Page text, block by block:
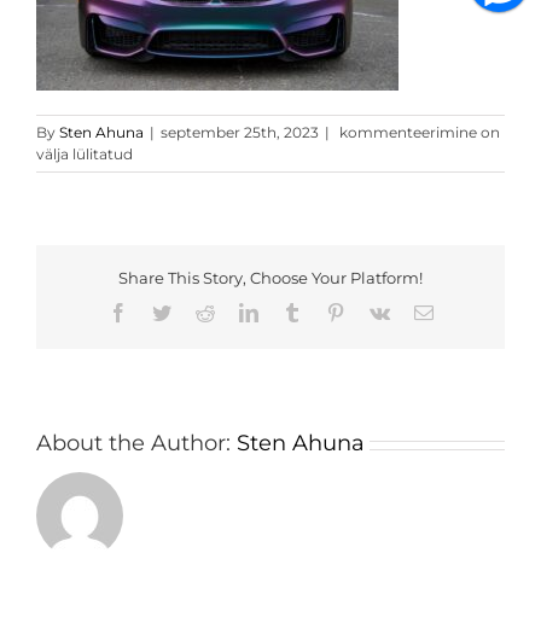
By Sten Ahuna | september 25th, 2023 |
Kameeleon
kommenteerimine on
välja lülitatud
Share This Story, Choose Your Platform!
Facebook
TwitterRedditLinkedInTumblr Pinterest
Vk Email
About the Author: Sten Ahuna